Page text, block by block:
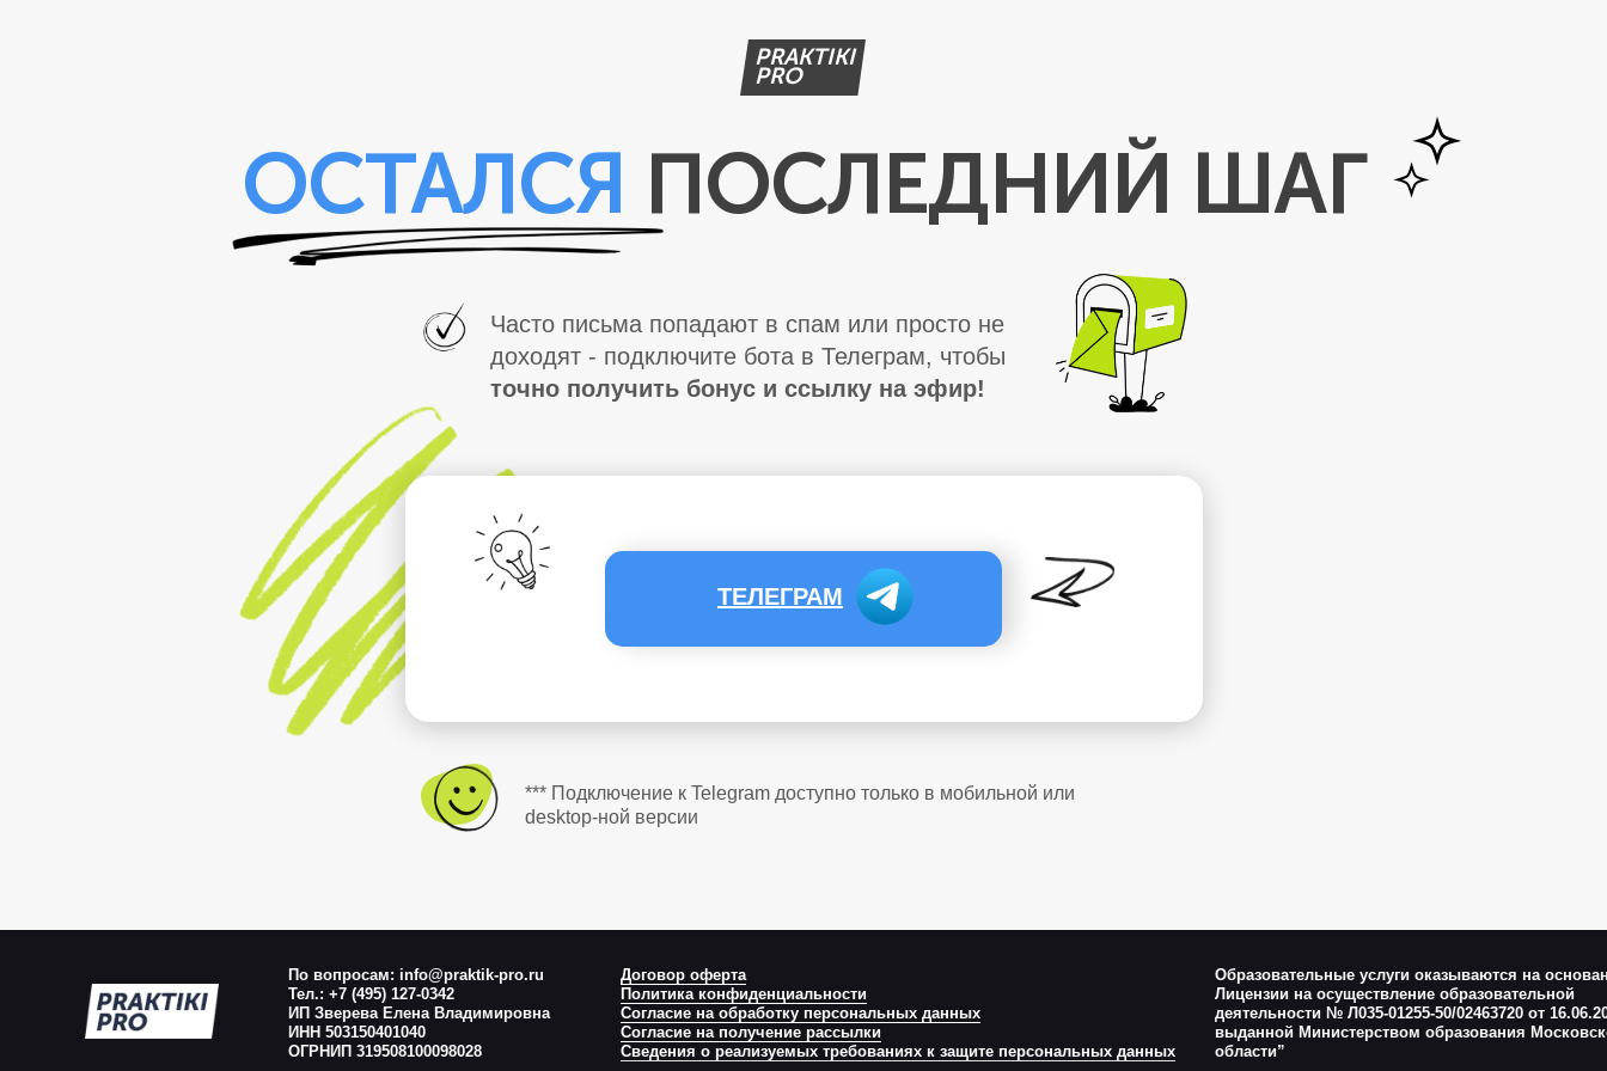
ОСТАЛСЯ ПОСЛЕДНИЙ ШАГ
Часто письма попадают в спам или просто не
доходят - подключите бота в Телеграм, чтобы
точно получить бонус и ссылку на эфир!
*** Подключение к Telegram доступно только в мобильной или
desktop-ной версии
PRAKTIKI
PRO
ТЕЛЕГРАМ
Образовательные услуги оказываются на
Лицензии на осуществление образовательной
деятельности № Л035-01255-50/02463720 от
выданной Министерством образования
области”
По вопросам: info@praktik-pro.ru
Тел.: +7 (495) 127-0342
ИП Зверева Елена Владимировна
ИНН 503150401040
ОГРНИП 319508100098028
Договор оферта
Политика конфиденциальности
Согласие на обработку персональных данных
Согласие на получение рассылки
Сведения о реализуемых требованиях к защите персональных данных